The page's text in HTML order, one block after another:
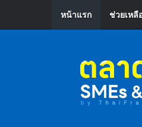
หน้าแรก ช่วยเหลื